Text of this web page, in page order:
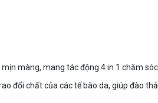
màng, mang tác động 4 in 1 chăm
đổi chất của các tế bào da, giúp đào